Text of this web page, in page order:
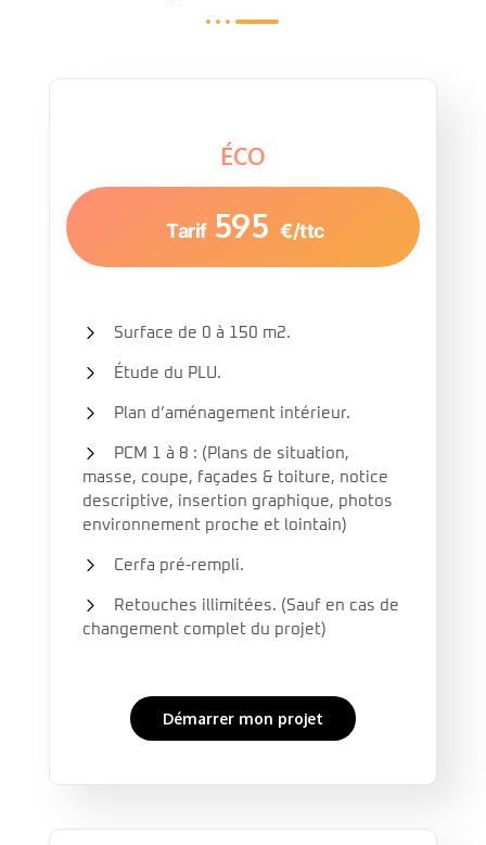
ÉCO
Tarif 595 €/ttc
Surface de 0 à 150 m2.
Étude du PLU.
Plan d’aménagement intérieur.
PCM 1 à 8 : (Plans de situation,
masse, coupe, façades & toiture, notice
descriptive, insertion graphique, photos
environnement proche et lointain)
Cerfa pré-rempli.
Retouches illimitées. (Sauf en cas de
changement complet du projet)
Démarrer mon projet